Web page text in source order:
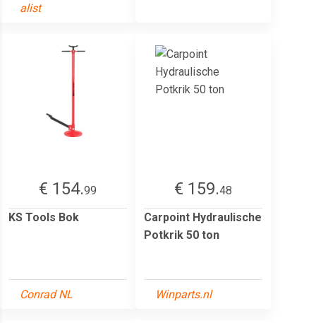
alist
€ 154.99
KS Tools Bok
Conrad NL
€ 159.48
Carpoint Hydraulische
Potkrik 50 ton
Winparts.nl